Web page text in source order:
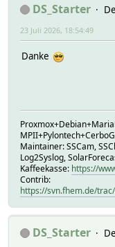
DS_Starter
23 Juli 2026, 18:54:49
Danke
Maintainer: SSCam,
Log2Syslog,
Kaffeekasse: https://
Contrib:
https://svn.fhem.de/
DS_Starter